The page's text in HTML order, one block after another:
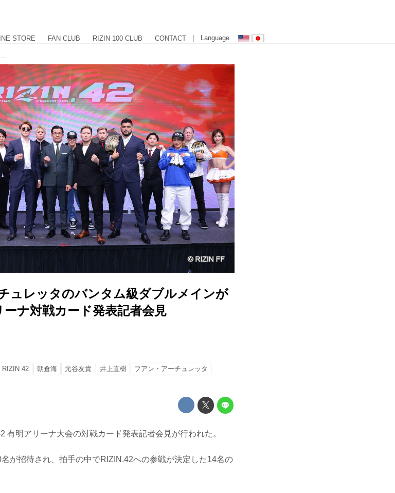
STORE FAN CLUB RIZIN 100 CLUB CONTACT | Language
ュレッタのバンタム級ダブルメインが
ナ対戦カード発表記者会見
RIZIN 42 朝倉海 元谷友貴 井上直樹
フアン・アーチュレッタ
有明アリーナ大会の対戦カード発表記者会見が行われた。
が招待され、拍手の中でRIZIN.42への参戦が決定した14名の